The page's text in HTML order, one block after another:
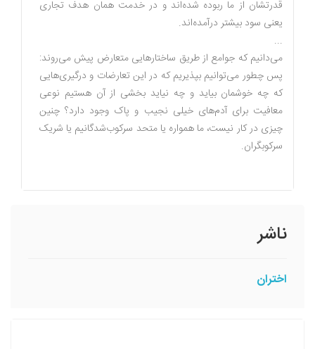
قدرتشان از ما ربوده‌ شده‌اند و در خدمت همان هدف تجاری
یعنی سود بیشتر درآمده‌اند.
...
می‌دانیم که جوامع از طریق ساختارهایی متعارض پیش می‌روند:
پس چطور می‌توانیم بپذیریم که در این تعارضات و درگیری‌هایی
که چه خوشمان بیاید و چه نیاید بخشی از آن هستیم نوعی
معافیت برای آدم‌های خیلی نجیب و پاک وجود دارد؟ چنین
چیزی در کار نیست، ما همواره یا متحد سرکوب‌شدگانیم یا شریک
سرکوبگران.
ناشر
اختران